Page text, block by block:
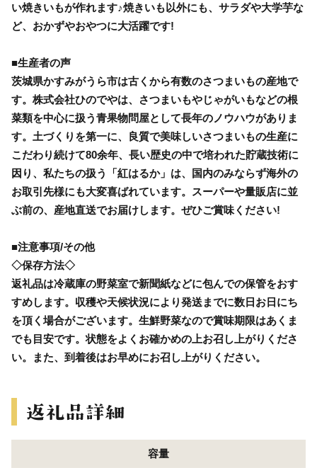
い焼きいもが作れます♪焼きいも以外にも、サラダや大学芋な
ど、おかずやおやつに大活躍です!
■生産者の声
茨城県かすみがうら市は古くから有数のさつまいもの産地で
す。株式会社ひのでやは、さつまいもやじゃがいもなどの根
菜類を中心に扱う青果物問屋として長年のノウハウがありま
す。土づくりを第一に、良質で美味しいさつまいもの生産に
こだわり続けて80余年、長い歴史の中で培われた貯蔵技術に
因り、私たちの扱う「紅はるか」は、国内のみならず海外の
お取引先様にも大変喜ばれています。スーパーや量販店に並
ぶ前の、産地直送でお届けします。ぜひご賞味ください!
■注意事項/その他
◇保存方法◇
返礼品は冷蔵庫の野菜室で新聞紙などに包んでの保管をおす
すめします。収穫や天候状況により発送までに数日お日にち
を頂く場合がございます。生鮮野菜なので賞味期限はあくま
でも目安です。状態をよくお確かめの上お召し上がりくださ
い。また、到着後はお早めにお召し上がりください。
容量